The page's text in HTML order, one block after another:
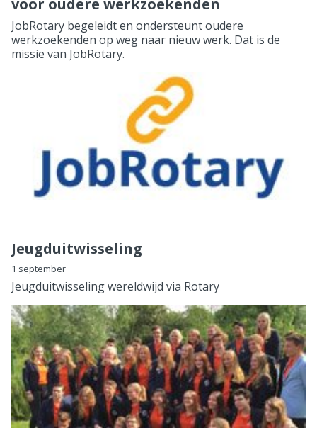
voor oudere werkzoekenden
JobRotary begeleidt en ondersteunt oudere
werkzoekenden op weg naar nieuw werk. Dat is de
missie van JobRotary.
Jeugduitwisseling
1 september
Jeugduitwisseling wereldwijd via Rotary